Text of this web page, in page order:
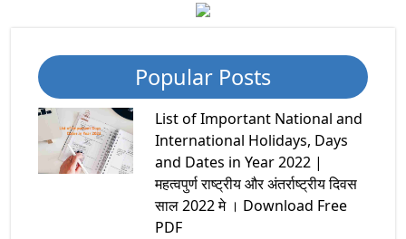
Popular Posts
List of Important National and
International Holidays, Days
and Dates in Year 2022 |
महत्वपुर्ण राष्ट्रीय और अंतर्राष्ट्रीय दिवस
साल 2022 मे । Download Free
PDF